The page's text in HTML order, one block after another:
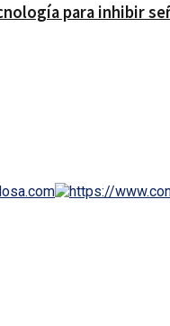
para inhibir